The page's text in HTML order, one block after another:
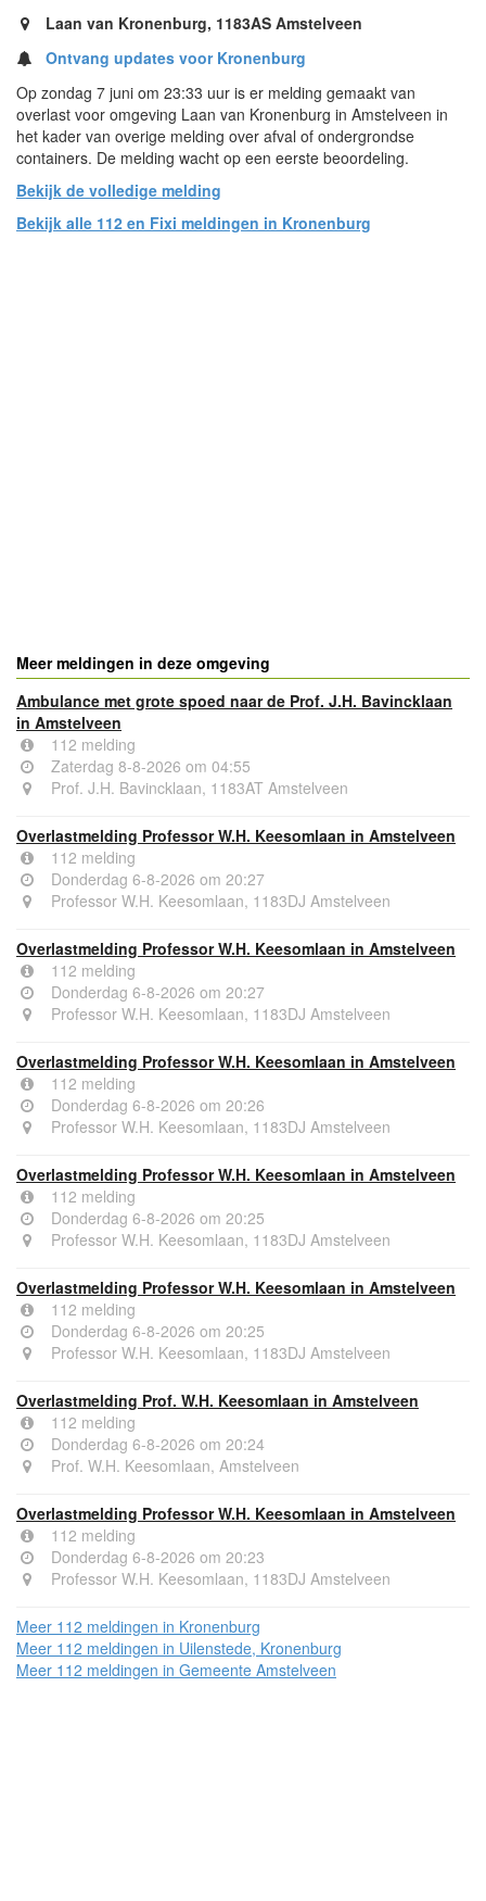
Laan van Kronenburg, 1183AS Amstelveen
Ontvang updates voor Kronenburg
Op zondag 7 juni om 23:33 uur is er melding gemaakt van
overlast voor omgeving Laan van Kronenburg in Amstelveen in
het kader van overige melding over afval of ondergrondse
containers. De melding wacht op een eerste beoordeling.
Bekijk de volledige melding
Bekijk alle 112 en Fixi meldingen in Kronenburg
Meer meldingen in deze omgeving
Ambulance met grote spoed naar de Prof. J.H. Bavincklaan
in Amstelveen
112 melding
Zaterdag 8-8-2026 om 04:55
Prof. J.H. Bavincklaan, 1183AT Amstelveen
Overlastmelding Professor W.H. Keesomlaan in Amstelveen
112 melding
Donderdag 6-8-2026 om 20:27
Professor W.H. Keesomlaan, 1183DJ Amstelveen
Overlastmelding Professor W.H. Keesomlaan in Amstelveen
112 melding
Donderdag 6-8-2026 om 20:27
Professor W.H. Keesomlaan, 1183DJ Amstelveen
Overlastmelding Professor W.H. Keesomlaan in Amstelveen
112 melding
Donderdag 6-8-2026 om 20:26
Professor W.H. Keesomlaan, 1183DJ Amstelveen
Overlastmelding Professor W.H. Keesomlaan in Amstelveen
112 melding
Donderdag 6-8-2026 om 20:25
Professor W.H. Keesomlaan, 1183DJ Amstelveen
Overlastmelding Professor W.H. Keesomlaan in Amstelveen
112 melding
Donderdag 6-8-2026 om 20:25
Professor W.H. Keesomlaan, 1183DJ Amstelveen
Overlastmelding Prof. W.H. Keesomlaan in Amstelveen
112 melding
Donderdag 6-8-2026 om 20:24
Prof. W.H. Keesomlaan, Amstelveen
Overlastmelding Professor W.H. Keesomlaan in Amstelveen
112 melding
Donderdag 6-8-2026 om 20:23
Professor W.H. Keesomlaan, 1183DJ Amstelveen
Meer 112 meldingen in Kronenburg
Meer 112 meldingen in Uilenstede, Kronenburg
Meer 112 meldingen in Gemeente Amstelveen